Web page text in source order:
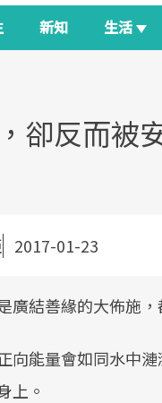
新知 生活
卻反而被
2017-01-23
廣結善緣的大佈施
向能量會如同水中
上。
面
邁
照
健
良
發
改